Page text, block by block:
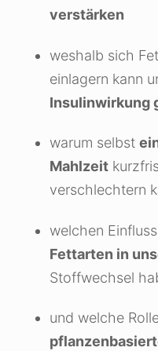
verstärken
weshalb sich
einlagern kann
Insulinwirkung
warum selbst
Mahlzeit
verschlechtern
welchen
Fettarten in
Stoffwechsel
und welche